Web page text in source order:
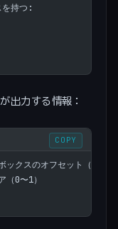
を持つ:
出力する情報：
スのオフセット（回帰）
0〜1）
COPY